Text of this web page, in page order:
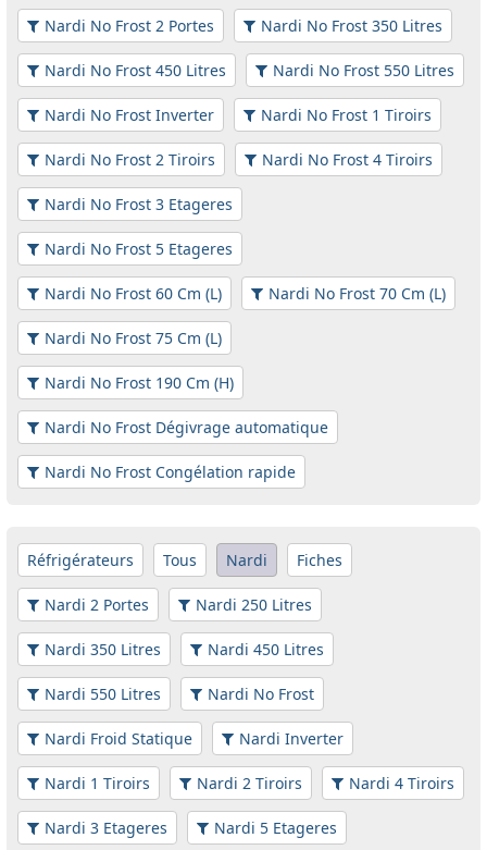
Nardi No Frost 2 Portes Nardi No Frost 350 Litres
Nardi No Frost 450 Litres Nardi No Frost 550 Litres
Nardi No Frost Inverter Nardi No Frost 1 Tiroirs
Nardi No Frost 2 Tiroirs Nardi No Frost 4 Tiroirs
Nardi No Frost 3 Etageres
Nardi No Frost 5 Etageres
Nardi No Frost 60 Cm (L) Nardi No Frost 70 Cm (L)
Nardi No Frost 75 Cm (L)
Nardi No Frost 190 Cm (H)
Nardi No Frost Dégivrage automatique
Nardi No Frost Congélation rapide
Réfrigérateurs Tous Nardi Fiches
Nardi 2 Portes Nardi 250 Litres
Nardi 350 Litres Nardi 450 Litres
Nardi 550 Litres Nardi No Frost
Nardi Froid Statique Nardi Inverter
Nardi 1 Tiroirs Nardi 2 Tiroirs Nardi 4 Tiroirs
Nardi 3 Etageres Nardi 5 Etageres